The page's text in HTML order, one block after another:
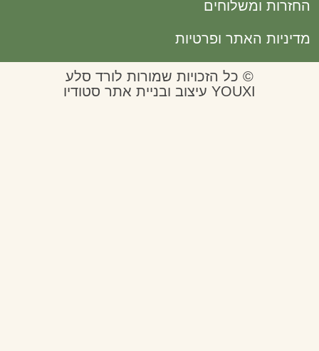
ומשלוחים
האתר ופרטיות
© כל הזכויות שמורות לורד סלע
YOUXI עיצוב ובניית אתר סטודיו